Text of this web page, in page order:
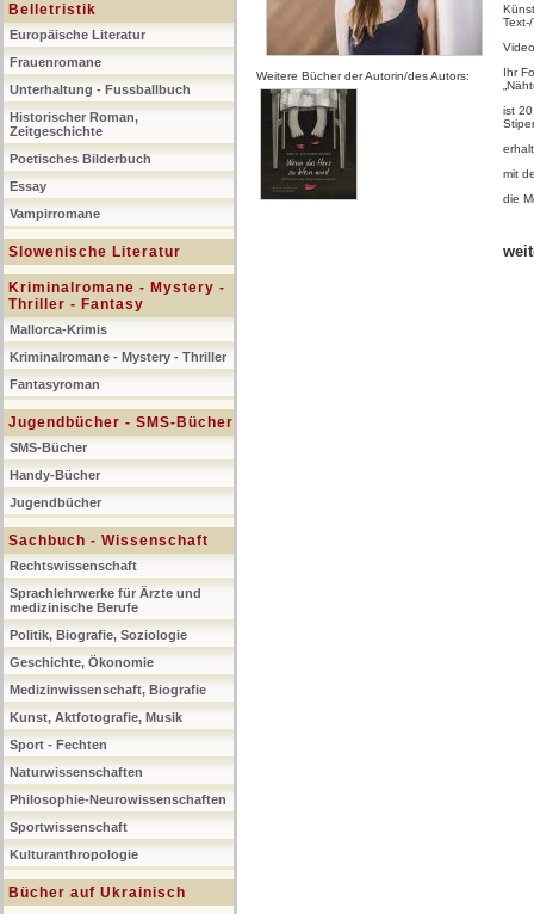
Belletristik
Europäische Literatur
Frauenromane
Unterhaltung - Fussballbuch
Historischer Roman,
Zeitgeschichte
Poetisches Bilderbuch
Essay
Vampirromane
Slowenische Literatur
Kriminalromane - Mystery -
Thriller - Fantasy
Mallorca-Krimis
Kriminalromane - Mystery - Thriller
Fantasyroman
Jugendbücher - SMS-Bücher
SMS-Bücher
Handy-Bücher
Jugendbücher
Sachbuch - Wissenschaft
Rechtswissenschaft
Sprachlehrwerke für Ärzte und
medizinische Berufe
Politik, Biografie, Soziologie
Geschichte, Ökonomie
Medizinwissenschaft, Biografie
Kunst, Aktfotografie, Musik
Sport - Fechten
Naturwissenschaften
Philosophie-Neurowissenschaften
Sportwissenschaft
Kulturanthropologie
Bücher auf Ukrainisch
Weitere Bücher der Autorin/des Autors:
Ihr
ist
mit
die